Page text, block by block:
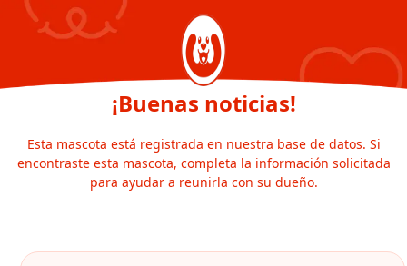
¡Buenas noticias!
Esta mascota está registrada en nuestra base de datos. Si
encontraste esta mascota, completa la información solicitada
para ayudar a reunirla con su dueño.